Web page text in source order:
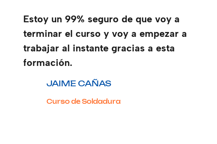
Estoy un 99% seguro de que voy a
terminar el curso y voy a empezar a
trabajar al instante gracias a esta
formación.
JAIME CAÑAS
Curso de Soldadura